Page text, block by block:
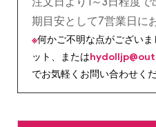
期目安として7営業日に
※何かご不明な点がござい
ット、または
でお気軽くお問い合わせくだ